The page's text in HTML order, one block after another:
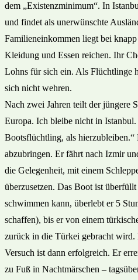
dem „Existenzminimum“. In
und findet als unerwünschte
Familieneinkommen liegt bei
Kleidung und Essen reichen. Ihr
Lohns für sich ein. Als Flücht­linge
sich nicht wehren.
Nach zwei Jahren teilt der jüngere
Europa. Ich bleibe nicht in
Bootsflüchtling, als
abzubringen. Er fährt nach Izmir
die Gelegenheit, mit einem
überzusetzen. Das Boot ist
schwimmen kann, überlebt er 5
schaffen), bis er von einem
zurück in die Türkei gebracht wird.
Versuch ist dann erfolgreich. Er
zu Fuß in Nachtmärschen –